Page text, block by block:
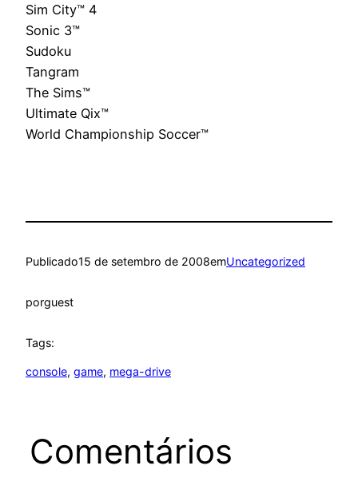
Sim City™ 4
Sonic 3™
Sudoku
Tangram
The Sims™
Ultimate Qix™
World Championship Soccer™
Publicado15 de setembro de 2008emUncategorized
porguest
Tags:
console, game, mega-drive
Comentários